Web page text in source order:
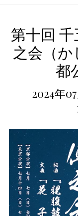
第十回
之会（
都
2024年